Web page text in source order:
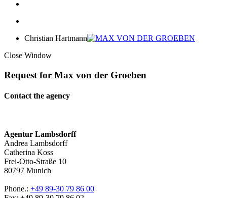
Christian Hartmann
Close Window
Request for Max von der Groeben
Contact the agency
Agentur Lambsdorff
Andrea Lambsdorff
Catherina Koss
Frei-Otto-Straße 10
80797 Munich
Phone.: +49 89-30 79 86 00